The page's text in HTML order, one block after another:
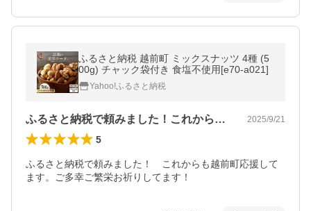
ふるさと納税 越前町 ミックスナッツ 4種 (5
00g) チャック袋付き 食塩不使用[e70-a021]
Yahoo!ふるさと納税
ふるさと納税で頼みました！これからも越… 2025/9/21
5
ふるさと納税で頼みました！　これからも越前町応援して
ます。ご多幸ご繁栄お祈りしてます！